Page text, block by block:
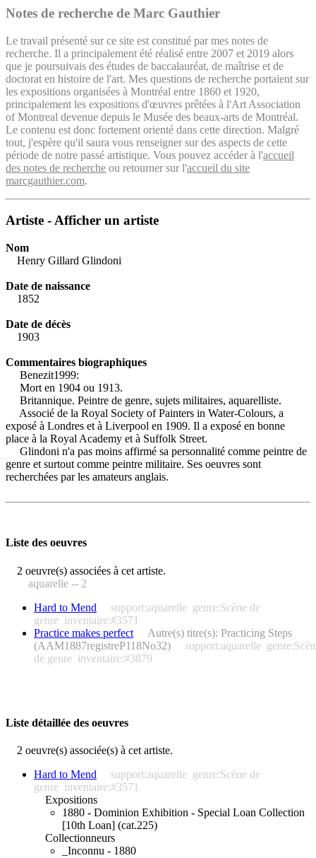
Notes de recherche de Marc Gauthier
Le travail présenté sur ce site est constitué par mes notes de
recherche. Il a principalement été réalisé entre 2007 et 2019 alors
que je poursuivais des études de baccalauréat, de maîtrise et de
doctorat en histoire de l'art. Mes questions de recherche portaient sur
les expositions organisées à Montréal entre 1860 et 1920,
principalement les expositions d'œuvres prêtées à l'Art Association
of Montreal devenue depuis le Musée des beaux-arts de Montréal.
Le contenu est donc fortement orienté dans cette direction. Malgré
tout, j'espère qu'il saura vous renseigner sur des aspects de cette
période de notre passé artistique. Vous pouvez accéder à l'accueil
des notes de recherche ou retourner sur l'accueil du site
marcgauthier.com.
Artiste - Afficher un artiste
Nom
Henry Gillard Glindoni
Date de naissance
1852
Date de décès
1903
Commentaires biographiques
Benezit1999:
Mort en 1904 ou 1913.
Britannique. Peintre de genre, sujets militaires, aquarelliste.
Associé de la Royal Society of Painters in Water-Colours, a
exposé à Londres et à Liverpool en 1909. Il a exposé en bonne
place à la Royal Academy et à Suffolk Street.
Glindoni n'a pas moins affirmé sa personnalité comme peintre de
genre et surtout comme peintre militaire. Ses oeuvres sont
recherchées par les amateurs anglais.
Liste des oeuvres
2 oeuvre(s) associées à cet artiste.
aquarelle -- 2
Hard to Mend
support:aquarelle genre:Scène de
genre inventaire:#3571
Practice makes perfect
Autre(s) titre(s): Practicing Steps
(AAM1887registreP118No32)
support:aquarelle
de genre inventaire:#3879
Liste détaillée des oeuvres
2 oeuvre(s) associée(s) à cet artiste.
Hard to Mend
support:aquarelle genre:Scène de
genre inventaire:#3571
Expositions
1880 - Dominion Exhibition - Special Loan Collection
[10th Loan] (cat.225)
Collectionneurs
_Inconnu - 1880